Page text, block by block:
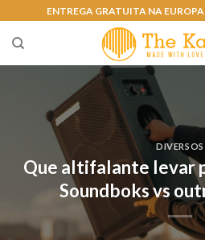
conteúdo
ENTREGA GRATUITA NA EUROPA
DIVERSOS
Que altifalante levar
Soundboks vs